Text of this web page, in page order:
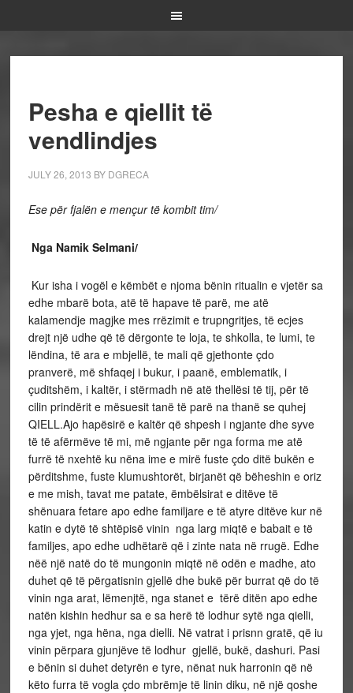
Pesha e qiellit të
vendlindjes
JULY 26, 2013 BY DGRECA
Ese për fjalën e mençur të kombit tim/
Nga Namik Selmani/
Kur isha i vogël e këmbët e njoma bënin ritualin e vjetër sa
edhe mbarë bota, atë të hapave të parë, me atë
kalamendje magjke mes rrëzimit e trupngritjes, të ecjes
drejt një udhe që të dërgonte te loja, te shkolla, te lumi, te
lëndina, të ara e mbjellë, te mali që gjethonte çdo
pranverë, më shfaqej i bukur, i paanë, emblematik, i
çuditshëm, i kaltër, i stërmadh në atë thellësi të tij, për të
cilin prindërit e mësuesit tanë të parë na thanë se quhej
QIELL.Ajo hapësirë e kaltër që shpesh i ngjante dhe syve
të të afërmëve të mi, më ngjante për nga forma me atë
furrë të nxehtë ku nëna ime e mirë fuste çdo ditë bukën e
përditshme, fuste klumushtorët, birjanët që bëheshin e oriz
e me mish, tavat me patate, ëmbëlsirat e ditëve të
shënuara fetare apo edhe familjare e të atyre ditëve kur në
katin e dytë të shtëpisë vinin nga larg miqtë e babait e të
familjes, apo edhe udhëtarë që i zinte nata në rrugë. Edhe
nëë një natë do të mungonin miqtë në odën e madhe, ato
duhet që të përgatisnin gjellë dhe bukë për burrat që do të
vinin nga arat, lëmenjtë, nga stanet e tërë ditën apo edhe
natën kishin hedhur sa e sa herë të lodhur sytë nga qielli,
nga yjet, nga hëna, nga dielli. Në vatrat i prisnn gratë, që iu
vinin përpara gjunjëve të lodhur gjellë, bukë, dashuri. Pasi
e bënin si duhet detyrën e tyre, nënat nuk harronin që në
këto furra të vogla çdo mbrëmje të linin diku, në një qoshe